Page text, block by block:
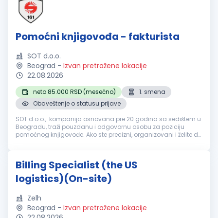
Pomoćni knjigovođa - fakturista
SOT d.o.o.
Beograd - Izvan pretražene lokacije
22.08.2026
neto 85.000 RSD (mesečno)
1. smena
Obaveštenje o statusu prijave
SOT d.o.o., kompanija osnovana pre 20 godina sa sedištem u
Beogradu, traži pouzdanu i odgovornu osobu za poziciju
pomoćnog knjigovođe. Ako ste precizni, organizovani i želite da
Billing Specialist (the US
logistics)(On-site)
Zelh
Beograd - Izvan pretražene lokacije